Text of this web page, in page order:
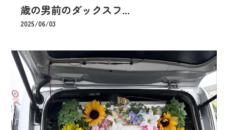
歳の男前のダックスフ...
2025/06/03